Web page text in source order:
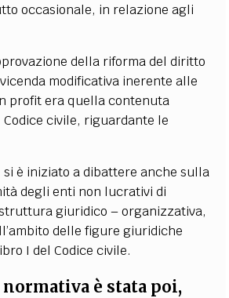
occasionale, in relazione agli
della riforma del diritto
modificativa inerente alle
profit era quella contenuta
Codice civile, riguardante le
si è iniziato a dibattere anche sulla
degli enti non lucrativi di
giuridico – organizzativa,
delle figure giuridiche
I del Codice civile.
normativa è stata poi,